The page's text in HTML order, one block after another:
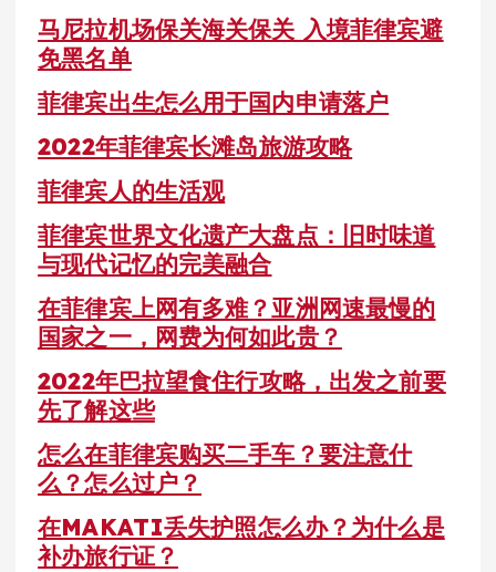
马尼拉机场保关海关保关 入境菲律宾避
免黑名单
菲律宾出生怎么用于国内申请落户
2022年菲律宾长滩岛旅游攻略
菲律宾人的生活观
菲律宾世界文化遗产大盘点：旧时味道
与现代记忆的完美融合
在菲律宾上网有多难？亚洲网速最慢的
国家之一，网费为何如此贵？
2022年巴拉望食住行攻略，出发之前要
先了解这些
怎么在菲律宾购买二手车？要注意什
么？怎么过户？
在MAKATI丢失护照怎么办？为什么是
补办旅行证？